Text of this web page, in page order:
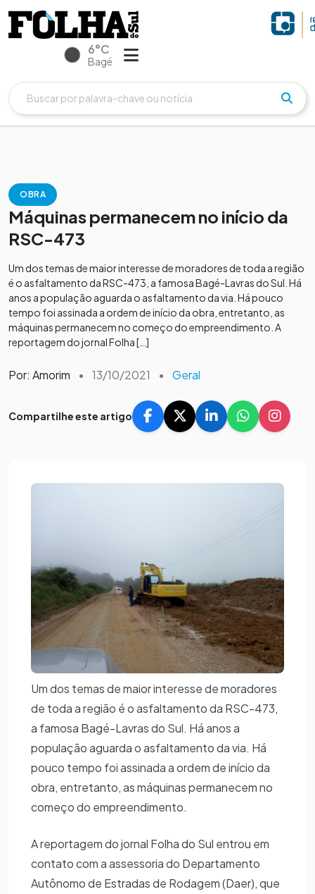
6°C
Bagé
OBRA
Máquinas permanecem no início da
RSC-473
Um dos temas de maior interesse de moradores de toda a região
é o asfaltamento da RSC-473, a famosa Bagé-Lavras do Sul. Há
anos a população aguarda o asfaltamento da via. Há pouco
tempo foi assinada a ordem de início da obra, entretanto, as
máquinas permanecem no começo do empreendimento. A
reportagem do jornal Folha […]
Por: Amorim • 13/10/2021 • Geral
Compartilhe este artigo
Um dos temas de maior interesse de moradores
de toda a região é o asfaltamento da RSC-473,
a famosa Bagé-Lavras do Sul. Há anos a
população aguarda o asfaltamento da via. Há
pouco tempo foi assinada a ordem de início da
obra, entretanto, as máquinas permanecem no
começo do empreendimento.
A reportagem do jornal Folha do Sul entrou em
contato com a assessoria do Departamento
Autônomo de Estradas de Rodagem (Daer), que